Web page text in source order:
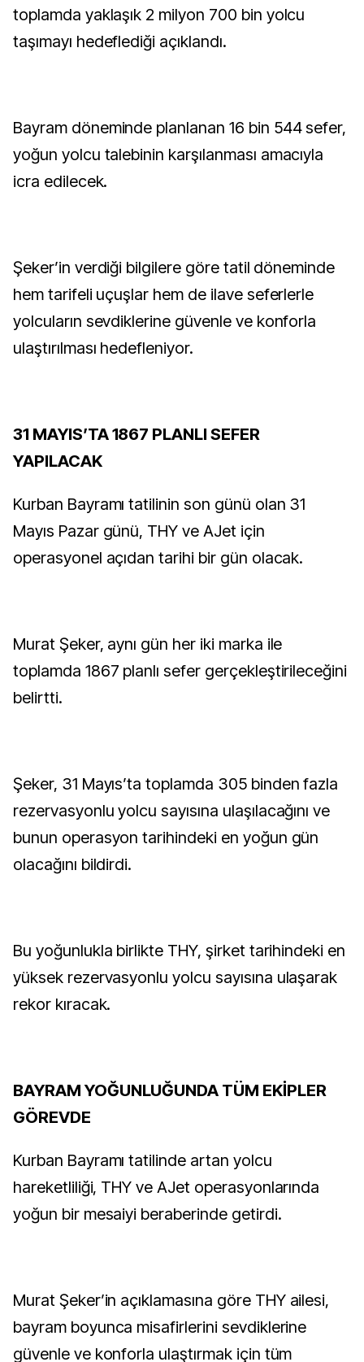
toplamda yaklaşık 2 milyon 700 bin yolcu
taşımayı hedeflediği açıklandı.
Bayram döneminde planlanan 16 bin 544 sefer,
yoğun yolcu talebinin karşılanması amacıyla
icra edilecek.
Şeker’in verdiği bilgilere göre tatil döneminde
hem tarifeli uçuşlar hem de ilave seferlerle
yolcuların sevdiklerine güvenle ve konforla
ulaştırılması hedefleniyor.
31 MAYIS’TA 1867 PLANLI SEFER
YAPILACAK
Kurban Bayramı tatilinin son günü olan 31
Mayıs Pazar günü, THY ve AJet için
operasyonel açıdan tarihi bir gün olacak.
Murat Şeker, aynı gün her iki marka ile
toplamda 1867 planlı sefer gerçekleştirileceğini
belirtti.
Şeker, 31 Mayıs’ta toplamda 305 binden fazla
rezervasyonlu yolcu sayısına ulaşılacağını ve
bunun operasyon tarihindeki en yoğun gün
olacağını bildirdi.
Bu yoğunlukla birlikte THY, şirket tarihindeki en
yüksek rezervasyonlu yolcu sayısına ulaşarak
rekor kıracak.
BAYRAM YOĞUNLUĞUNDA TÜM EKİPLER
GÖREVDE
Kurban Bayramı tatilinde artan yolcu
hareketliliği, THY ve AJet operasyonlarında
yoğun bir mesaiyi beraberinde getirdi.
Murat Şeker’in açıklamasına göre THY ailesi,
bayram boyunca misafirlerini sevdiklerine
güvenle ve konforla ulaştırmak için tüm